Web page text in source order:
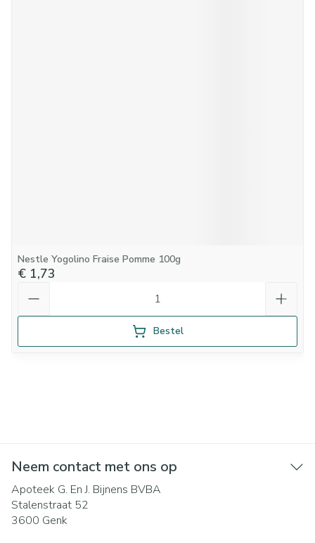
Nestle Yogolino Fraise Pomme 100g
€ 1,73
Bestel
Neem contact met ons op
Apoteek G. En J. Bijnens BVBA
Stalenstraat 52
3600 Genk